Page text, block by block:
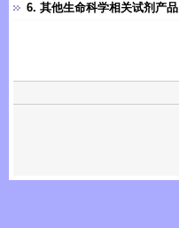
6. 其他生命科学相关试剂产品